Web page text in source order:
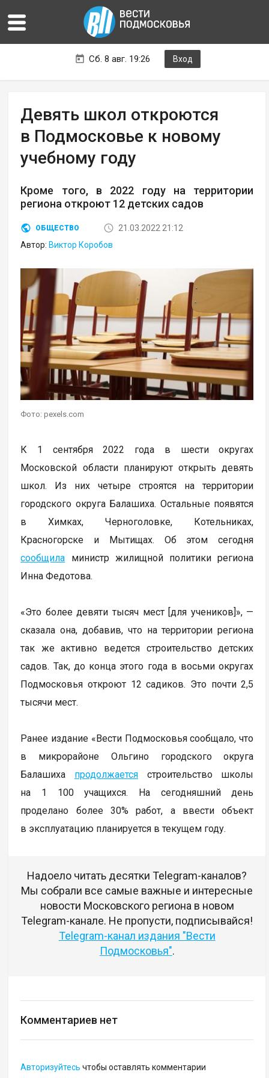
Сб. 8 авг. 19:26 Вход
Девять школ откроются
в Подмосковье к новому
учебному году
Кроме того, в 2022 году на территории
региона откроют 12 детских садов
ОБЩЕСТВО
21.03.2022 21:12
Автор: Виктор Коробов
Фото: pexels.com
К 1 сентября 2022 года в шести округах
Московской области планируют открыть девять
школ. Из них четыре строятся на территории
городского округа Балашиха. Остальные появятся
в Химках, Черноголовке, Котельниках,
Красногорске и Мытищах. Об этом сегодня
сообщила министр жилищной политики региона
Инна Федотова.
«Это более девяти тысяч мест [для учеников]», —
сказала она, добавив, что на территории региона
так же активно ведется строительство детских
садов. Так, до конца этого года в восьми округах
Подмосковья откроют 12 садиков. Это почти 2,5
тысячи мест.
Ранее издание «Вести Подмосковья сообщало, что
в микрорайоне Ольгино городского округа
Балашиха продолжаетсястроительство школы
на 1 100 учащихся. На сегодняшний день
проделано более 30% работ, а ввести объект
в эксплуатацию планируется в текущем году.
Надоело читать десятки Telegram-каналов?
Мы собрали все самые важные и интересные
новости Московского региона в новом
Telegram-канале. Не пропусти, подписывайся!
Telegram-канал издания "Вести
Подмосковья".
Комментариев нет
Авторизуйтесь чтобы оставлять комментарии